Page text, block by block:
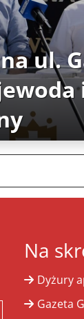
ul.
Na
Dyżury
Gazeta